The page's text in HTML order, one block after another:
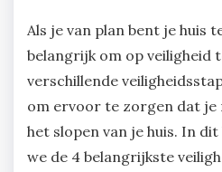
Als je van plan bent je huis
belangrijk om op veiligheid
verschillende
om ervoor te zorgen dat je
het slopen van je huis. In
we de 4 belangrijkste